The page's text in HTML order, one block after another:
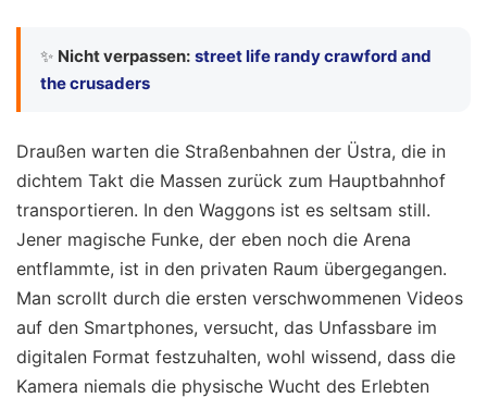
✨ Nicht verpassen: street life randy crawford and
the crusaders
Draußen warten die Straßenbahnen der Üstra, die in
dichtem Takt die Massen zurück zum Hauptbahnhof
transportieren. In den Waggons ist es seltsam still.
Jener magische Funke, der eben noch die Arena
entflammte, ist in den privaten Raum übergegangen.
Man scrollt durch die ersten verschwommenen Videos
auf den Smartphones, versucht, das Unfassbare im
digitalen Format festzuhalten, wohl wissend, dass die
Kamera niemals die physische Wucht des Erlebten